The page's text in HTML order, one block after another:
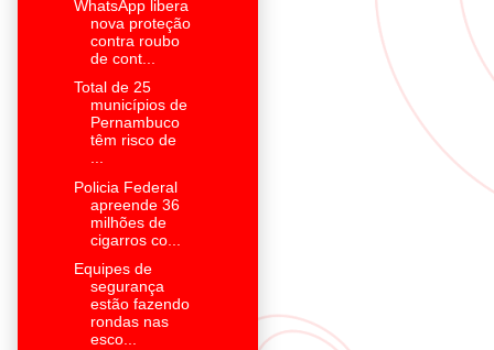
WhatsApp libera
nova proteção
contra roubo
de cont...
Total de 25
municípios de
Pernambuco
têm risco de
...
Policia Federal
apreende 36
milhões de
cigarros co...
Equipes de
segurança
estão fazendo
rondas nas
esco...